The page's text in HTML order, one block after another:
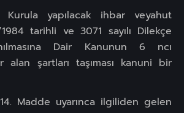
Kurula yapılacak ihbar veyahut
1984 tarihli ve 3071 sayılı Dilekçe
Dair Kanunun 6 ncı
alan şartları taşıması kanuni bir
Madde uyarınca ilgiliden gelen